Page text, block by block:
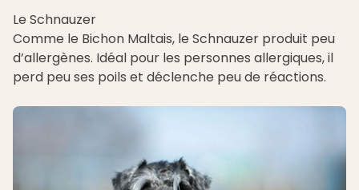
Le Schnauzer
Comme le Bichon Maltais, le Schnauzer produit peu
d’allergènes. Idéal pour les personnes allergiques, il
perd peu ses poils et déclenche peu de réactions.